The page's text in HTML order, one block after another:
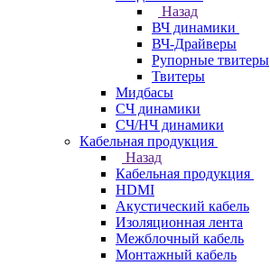
Назад
ВЧ динамики
ВЧ-Драйверы
Рупорные твитеры
Твитеры
Мидбасы
СЧ динамики
СЧ/НЧ динамики
Кабельная продукция
Назад
Кабельная продукция
HDMI
Акустический кабель
Изоляционная лента
Межблочный кабель
Монтажный кабель